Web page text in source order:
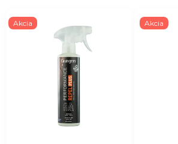
e
V
ý
Akcia Akcia